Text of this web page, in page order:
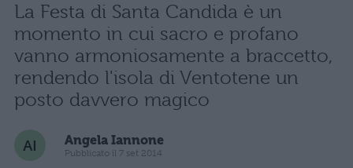
La Festa di Santa Candida è un
momento in cui sacro e profano
vanno armoniosamente a braccetto,
rendendo l'isola di Ventotene un
posto davvero magico
Angela Iannone
Pubblicato il 7 set 2014